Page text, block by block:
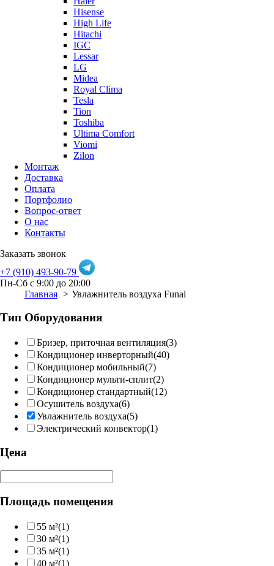
Hisense
High Life
Hitachi
IGC
Lessar
LG
Midea
Royal Clima
Tesla
Tion
Toshiba
Ultima Comfort
Viomi
Zilon
Монтаж
Доставка
Оплата
Портфолио
Вопрос-ответ
О нас
Контакты
Заказать звонок
+7 (910) 493-90-79
Пн-Сб с 9:00 до 20:00
Главная
Увлажнитель воздуха Funai
Тип Оборудования
Бризер, приточная вентиляция(3)
Кондиционер инверторный(40)
Кондиционер мобильный(7)
Кондиционер мульти-сплит(2)
Кондиционер стандартный(12)
Осушитель воздуха(6)
Увлажнитель воздуха(5)
Электрический конвектор(1)
Цена
Площадь помещения
55 м²(1)
30 м²(1)
35 м²(1)
40 м²(1)